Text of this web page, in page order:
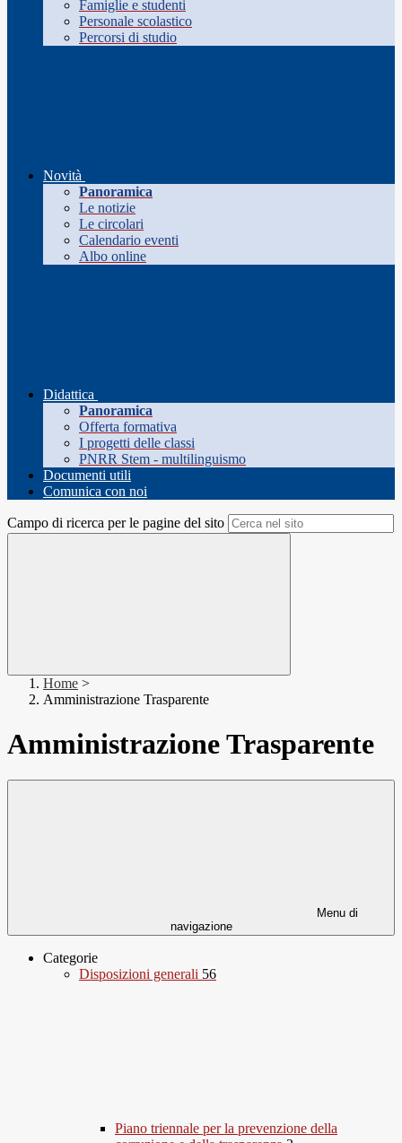
Famiglie e studenti
Personale scolastico
Percorsi di studio
Novità
Panoramica
Le notizie
Le circolari
Calendario eventi
Albo online
Didattica
Panoramica
Offerta formativa
I progetti delle classi
PNRR Stem - multilinguismo
Documenti utili
Comunica con noi
Campo di ricerca per le pagine del sito
Home >
Amministrazione Trasparente
Amministrazione Trasparente
Menu di
navigazione
Categorie
Disposizioni generali 56
Piano triennale per la prevenzione della